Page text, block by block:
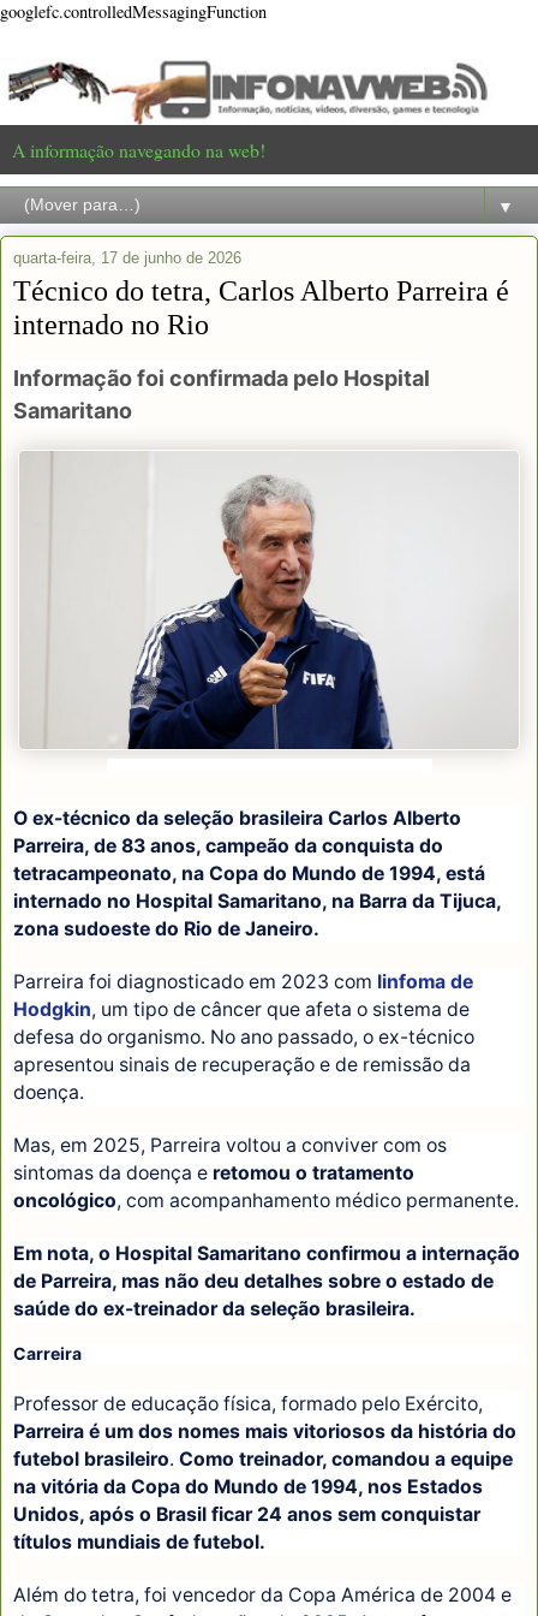
googlefc.controlledMessagingFunction
A informação navegando na web!
▼
quarta-feira, 17 de junho de 2026
Técnico do tetra, Carlos Alberto Parreira é
internado no Rio
Informação foi confirmada pelo Hospital
Samaritano
O ex-técnico da seleção brasileira Carlos Alberto
Parreira, de 83 anos, campeão da conquista do
tetracampeonato, na Copa do Mundo de 1994, está
internado no Hospital Samaritano, na Barra da Tijuca,
zona sudoeste do Rio de Janeiro.
Parreira foi diagnosticado em 2023 com linfoma de
Hodgkin, um tipo de câncer que afeta o sistema de
defesa do organismo. No ano passado, o ex-técnico
apresentou sinais de recuperação e de remissão da
doença.
Mas, em 2025, Parreira voltou a conviver com os
sintomas da doença e retomou o tratamento
oncológico, com acompanhamento médico permanente.
Em nota, o Hospital Samaritano confirmou a internação
de Parreira, mas não deu detalhes sobre o estado de
saúde do ex-treinador da seleção brasileira.
Carreira
Professor de educação física, formado pelo Exército,
Parreira é um dos nomes mais vitoriosos da história do
futebol brasileiro. Como treinador, comandou a equipe
na vitória da Copa do Mundo de 1994, nos Estados
Unidos, após o Brasil ficar 24 anos sem conquistar
títulos mundiais de futebol.
Além do tetra, foi vencedor da Copa América de 2004 e